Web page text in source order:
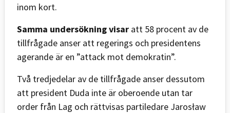
inom kort.
Samma undersökning visar att 58 procent av de
tillfrågade anser att regerings och presidentens
agerande är en ”attack mot demokratin”.
Två tredjedelar av de tillfrågade anser dessutom
att president Duda inte är oberoende utan tar
order från Lag och rättvisas partiledare Jarosław